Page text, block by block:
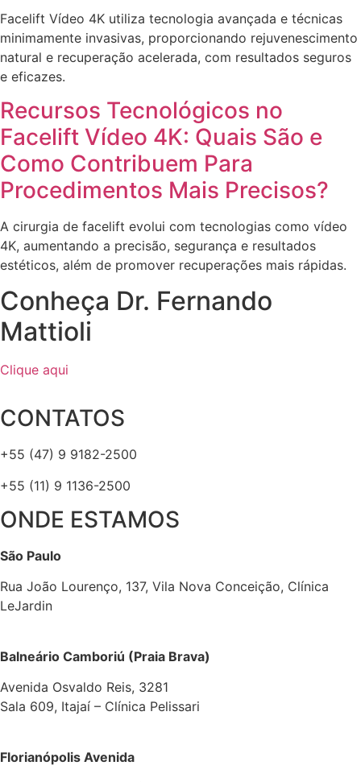
Facelift Vídeo 4K utiliza tecnologia avançada e técnicas
minimamente invasivas, proporcionando rejuvenescimento
natural e recuperação acelerada, com resultados seguros
e eficazes.
Recursos Tecnológicos no
Facelift Vídeo 4K: Quais São e
Como Contribuem Para
Procedimentos Mais Precisos?
A cirurgia de facelift evolui com tecnologias como vídeo
4K, aumentando a precisão, segurança e resultados
estéticos, além de promover recuperações mais rápidas.
Conheça Dr. Fernando
Mattioli
Clique aqui
CONTATOS
+55 (47) 9 9182-2500
+55 (11) 9 1136-2500
ONDE ESTAMOS
São Paulo
Rua João Lourenço, 137, Vila Nova Conceição, Clínica
LeJardin
Balneário Camboriú (Praia Brava)
Avenida Osvaldo Reis, 3281
Sala 609, Itajaí – Clínica Pelissari
Florianópolis Avenida